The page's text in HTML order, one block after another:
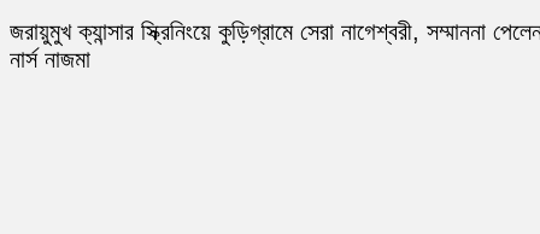
জরায়ুমুখ ক্যান্সার স্ক্রিনিংয়ে কুড়িগ্রামে সেরা নাগেশ্বরী, সম্মাননা
নার্স নাজমা